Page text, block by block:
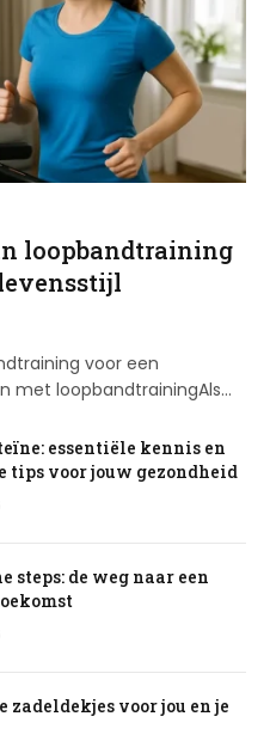
loopbandtraining
voor een
met loopbandtrainingAls…
essentiële kennis en
tips voor jouw gezondheid
steps: de weg naar een
zadeldekjes voor jou en je